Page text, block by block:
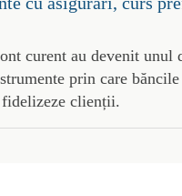
curent au devenit unul
prin care băncile
fidelizeze clienții.